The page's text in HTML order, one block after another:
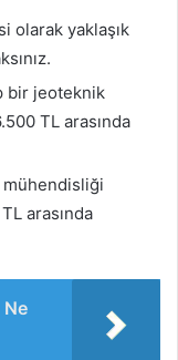
olarak yaklaşık
bir jeoteknik
TL arasında
arasında